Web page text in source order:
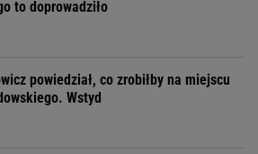
to doprowadziło
powiedział, co zrobiłby na miejscu
Wstyd